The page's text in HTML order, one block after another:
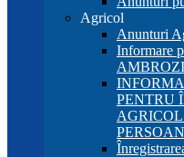
Agricol
Anunturi
Informare
PENTRU